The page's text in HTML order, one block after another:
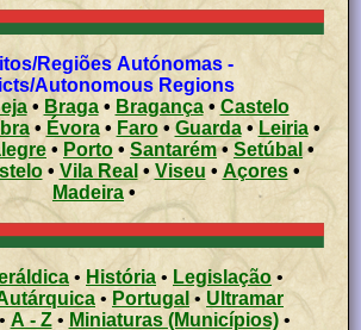
Autónomas -
Autonomous Regions
• Braga• Bragança• Castelo
•Évora• Faro• Guarda•Leiria•
• Porto • Santarém• Setúbal •
• Vila Real • Viseu • Açores •
Madeira •
• História • Legislação •
• Portugal • Ultramar
A - Z• Miniaturas (Municípios)•